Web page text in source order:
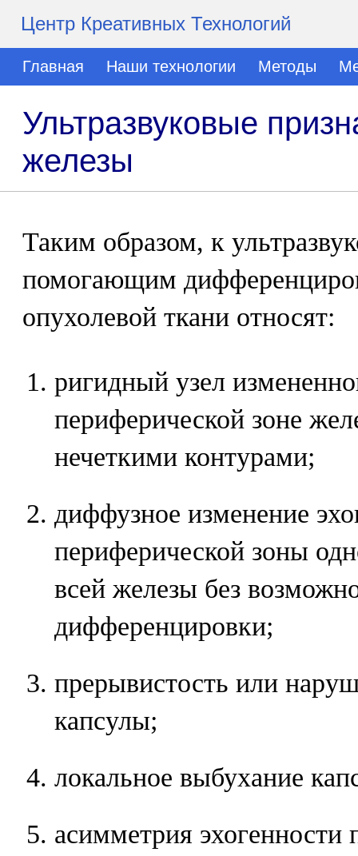
Центр Креативных Технологий
Главная Наши технологии Методы
Ультразвуковые
железы
Таким образом, к
помогающим
опухолевой ткани относят:
ригидный узел
периферической зоне
нечеткими контурами;
диффузное изменение
периферической зоны
всей железы без
дифференцировки;
прерывистость или
капсулы;
локальное выбухание
асимметрия эхогенности